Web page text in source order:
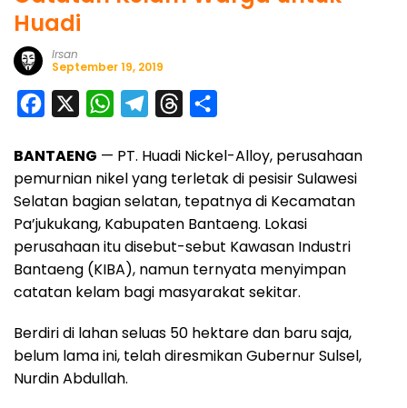
Huadi
Irsan
September 19, 2019
c
e
b
o
o
k
W
a
t
s
A
p
p
l
e
g
r
a
m
r
e
a
d
s
a
r
e
BANTAENG — PT. Huadi Nickel-Alloy, perusahaan
pemurnian nikel yang terletak di pesisir Sulawesi
Selatan bagian selatan, tepatnya di Kecamatan
Pa’jukukang, Kabupaten Bantaeng. Lokasi
perusahaan itu disebut-sebut Kawasan Industri
Bantaeng (KIBA), namun ternyata menyimpan
catatan kelam bagi masyarakat sekitar.
Berdiri di lahan seluas 50 hektare dan baru saja,
belum lama ini, telah diresmikan Gubernur Sulsel,
Nurdin Abdullah.